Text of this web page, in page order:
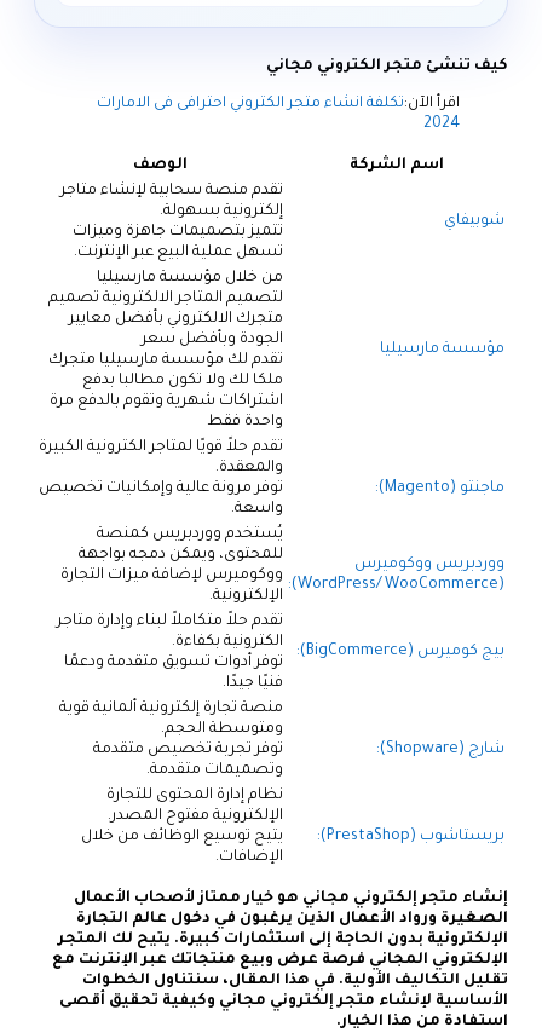
كيف تنشئ متجر الكتروني مجاني
اقرأ الآن:تكلفة انشاء متجر الكتروني احترافى فى الامارات
2024
اسم الشركة الوصف
شوبيفاي
تقدم منصة سحابية لإنشاء متاجر
إلكترونية بسهولة.
تتميز بتصميمات جاهزة وميزات
تسهل عملية البيع عبر الإنترنت.
مؤسسة مارسيليا
من خلال مؤسسة مارسيليا
لتصميم المتاجر الالكترونية تصميم
متجرك الالكتروني بأفضل معايير
الجودة وبأفضل سعر
تقدم لك مؤسسة مارسيليا متجرك
ملكا لك ولا تكون مطالبا بدفع
اشتراكات شهرية وتقوم بالدفع مرة
واحدة فقط
ماجنتو (Magento):
تقدم حلاً قويًا لمتاجر الكترونية الكبيرة
والمعقدة.
توفر مرونة عالية وإمكانيات تخصيص
واسعة.
ووردبريس ووكوميرس
(WordPress/WooCommerce):
يُستخدم ووردبريس كمنصة
للمحتوى، ويمكن دمجه بواجهة
ووكوميرس لإضافة ميزات التجارة
الإلكترونية.
بيج كوميرس (BigCommerce):
تقدم حلاً متكاملاً لبناء وإدارة متاجر
الكترونية بكفاءة.
توفر أدوات تسويق متقدمة ودعمًا
فنيًا جيدًا.
شارج (Shopware):
منصة تجارة إلكترونية ألمانية قوية
ومتوسطة الحجم.
توفر تجربة تخصيص متقدمة
وتصميمات متقدمة.
بريستاشوب (PrestaShop):
نظام إدارة المحتوى للتجارة
الإلكترونية مفتوح المصدر.
يتيح توسيع الوظائف من خلال
الإضافات.
إنشاء متجر إلكتروني مجاني هو خيار ممتاز لأصحاب الأعمال
الصغيرة ورواد الأعمال الذين يرغبون في دخول عالم التجارة
الإلكترونية بدون الحاجة إلى استثمارات كبيرة. يتيح لك المتجر
الإلكتروني المجاني فرصة عرض وبيع منتجاتك عبر الإنترنت مع
تقليل التكاليف الأولية. في هذا المقال، سنتناول الخطوات
الأساسية لإنشاء متجر إلكتروني مجاني وكيفية تحقيق أقصى
استفادة من هذا الخيار.